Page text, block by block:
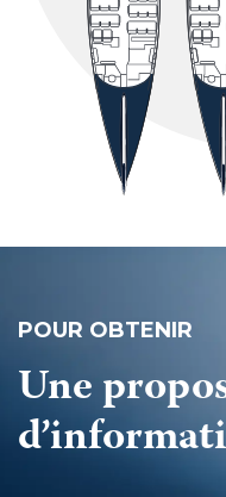
POUR OBTENIR
Une